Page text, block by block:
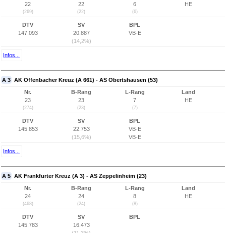
22
(269)
22
(22)
6
(6)
HE
DTV
147.093
SV
20.887
(14,2%)
BPL
VB-E
Infos...
A 3 AK Offenbacher Kreuz (A 661) - AS Obertshausen (53)
Nr.
23
(274)
B-Rang
23
(23)
L-Rang
7
(7)
Land
HE
DTV
145.853
SV
22.753
(15,6%)
BPL
VB-E
VB-E
Infos...
A 5 AK Frankfurter Kreuz (A 3) - AS Zeppelinheim (23)
Nr.
24
(468)
B-Rang
24
(24)
L-Rang
8
(8)
Land
HE
DTV
145.783
SV
16.473
BPL